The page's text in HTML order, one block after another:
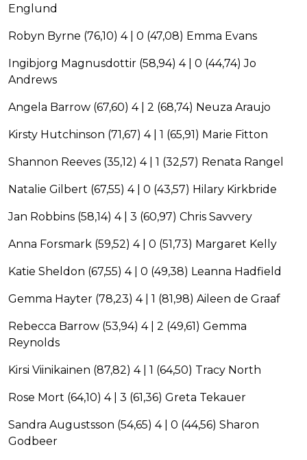
Englund
Robyn Byrne (76,10) 4 | 0 (47,08) Emma Evans
Ingibjorg Magnusdottir (58,94) 4 | 0 (44,74) Jo
Andrews
Angela Barrow (67,60) 4 | 2 (68,74) Neuza Araujo
Kirsty Hutchinson (71,67) 4 | 1 (65,91) Marie Fitton
Shannon Reeves (35,12) 4 | 1 (32,57) Renata Rangel
Natalie Gilbert (67,55) 4 | 0 (43,57) Hilary Kirkbride
Jan Robbins (58,14) 4 | 3 (60,97) Chris Savvery
Anna Forsmark (59,52) 4 | 0 (51,73) Margaret Kelly
Katie Sheldon (67,55) 4 | 0 (49,38) Leanna Hadfield
Gemma Hayter (78,23) 4 | 1 (81,98) Aileen de Graaf
Rebecca Barrow (53,94) 4 | 2 (49,61) Gemma
Reynolds
Kirsi Viinikainen (87,82) 4 | 1 (64,50) Tracy North
Rose Mort (64,10) 4 | 3 (61,36) Greta Tekauer
Sandra Augustsson (54,65) 4 | 0 (44,56) Sharon
Godbeer